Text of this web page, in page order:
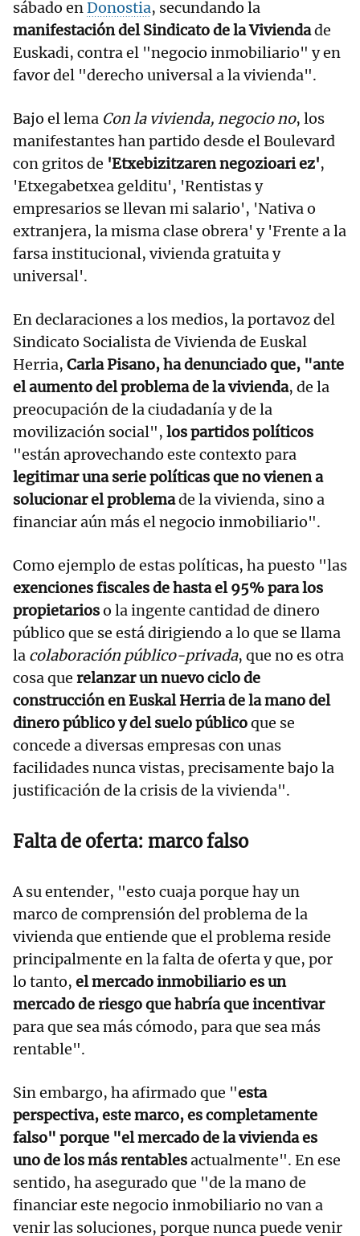
sábado enDonostia, secundando la
manifestación del Sindicato de la Viviendade
Euskadi, contra el "negocio inmobiliario" y en
favor del "derecho universal a la vivienda".
Bajo el lema Con la vivienda, negocio no, los
manifestantes han partido desde el Boulevard
con gritos de 'Etxebizitzaren negozioari ez',
'Etxegabetxea gelditu', 'Rentistas y
empresarios se llevan mi salario', 'Nativa o
extranjera, la misma clase obrera' y 'Frente a la
farsa institucional, vivienda gratuita y
universal'.
En declaraciones a los medios, la portavoz del
Sindicato Socialista de Vivienda de Euskal
Herria, Carla Pisano, ha denunciado que, "ante
el aumento del problema de la vivienda, de la
preocupación de la ciudadanía y de la
movilización social", los partidos políticos
"están aprovechando este contexto para
legitimar una serie políticas que no vienen a
solucionar el problemade la vivienda, sino a
financiar aún más el negocio inmobiliario".
Como ejemplo de estas políticas, ha puesto "las
exenciones fiscales de hasta el 95% para los
propietarioso la ingente cantidad de dinero
público que se está dirigiendo a lo que se llama
la colaboración público-privada, que no es otra
cosa que relanzar un nuevo ciclo de
construcción en Euskal Herria de la mano del
dinero público y del suelo públicoque se
concede a diversas empresas con unas
facilidades nunca vistas, precisamente bajo la
justificación de la crisis de la vivienda".
Falta de oferta: marco falso
A su entender, "esto cuaja porque hay un
marco de comprensión del problema de la
vivienda que entiende que el problema reside
principalmente en la falta de oferta y que, por
lo tanto, el mercado inmobiliario es un
mercado de riesgo que habría que incentivar
para que sea más cómodo, para que sea más
rentable".
Sin embargo, ha afirmado que "esta
perspectiva, este marco, es completamente
falso" porque "el mercado de la vivienda es
uno de los más rentablesactualmente". En ese
sentido, ha asegurado que "de la mano de
financiar este negocio inmobiliario no van a
venir las soluciones, porque nunca puede venir